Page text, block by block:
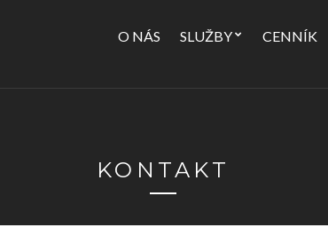
O NÁS SLUŽBY CENNÍK
KONTAKT